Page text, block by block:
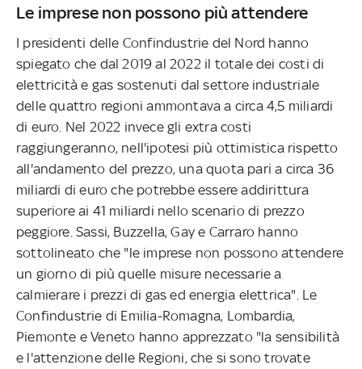
Le imprese non possono più attendere
I presidenti delle Confindustrie del Nord hanno
spiegato che dal 2019 al 2022 il totale dei costi di
elettricità e gas sostenuti dal settore industriale
delle quattro regioni ammontava a circa 4,5 miliardi
di euro. Nel 2022 invece gli extra costi
raggiungeranno, nell'ipotesi più ottimistica rispetto
all'andamento del prezzo, una quota pari a circa 36
miliardi di euro che potrebbe essere addirittura
superiore ai 41 miliardi nello scenario di prezzo
peggiore. Sassi, Buzzella, Gay e Carraro hanno
sottolineato che "le imprese non possono attendere
un giorno di più quelle misure necessarie a
calmierare i prezzi di gas ed energia elettrica". Le
Confindustrie di Emilia-Romagna, Lombardia,
Piemonte e Veneto hanno apprezzato "la sensibilità
e l'attenzione delle Regioni, che si sono trovate